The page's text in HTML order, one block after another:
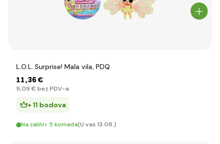
L.O.L. Surprise! Mala vila, PDQ
11,36 €
9,09 € bez PDV-a
+ 11 bodova
Na zalihi> 5 komada(U vas 13.08.)